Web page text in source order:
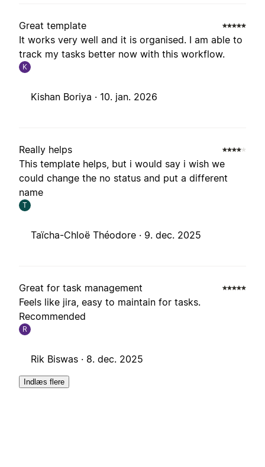
Great template
It works very well and it is organised. I am able to
track my tasks better now with this workflow.
K
Kishan Boriya · 10. jan. 2026
Really helps
This template helps, but i would say i wish we
could change the no status and put a different
name
T
Taïcha-Chloë Théodore · 9. dec. 2025
Great for task management
Feels like jira, easy to maintain for tasks.
Recommended
R
Rik Biswas · 8. dec. 2025
Indlæs flere